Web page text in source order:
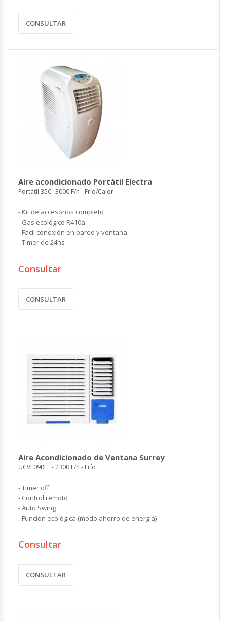
CONSULTAR
Aire acondicionado Portátil Electra
Portátil 35C -3000 F/h - Frío/Calor
- Kit de accesorios completo
- Gas ecológico R410a
- Fácil conexión en pared y ventana
- Timer de 24hs
Consultar
CONSULTAR
Aire Acondicionado de Ventana Surrey
UCVE09REF - 2300 F/h - Frío
- Timer off
- Control remoto
- Auto Swing
- Función ecológica (modo ahorro de energía)
Consultar
CONSULTAR